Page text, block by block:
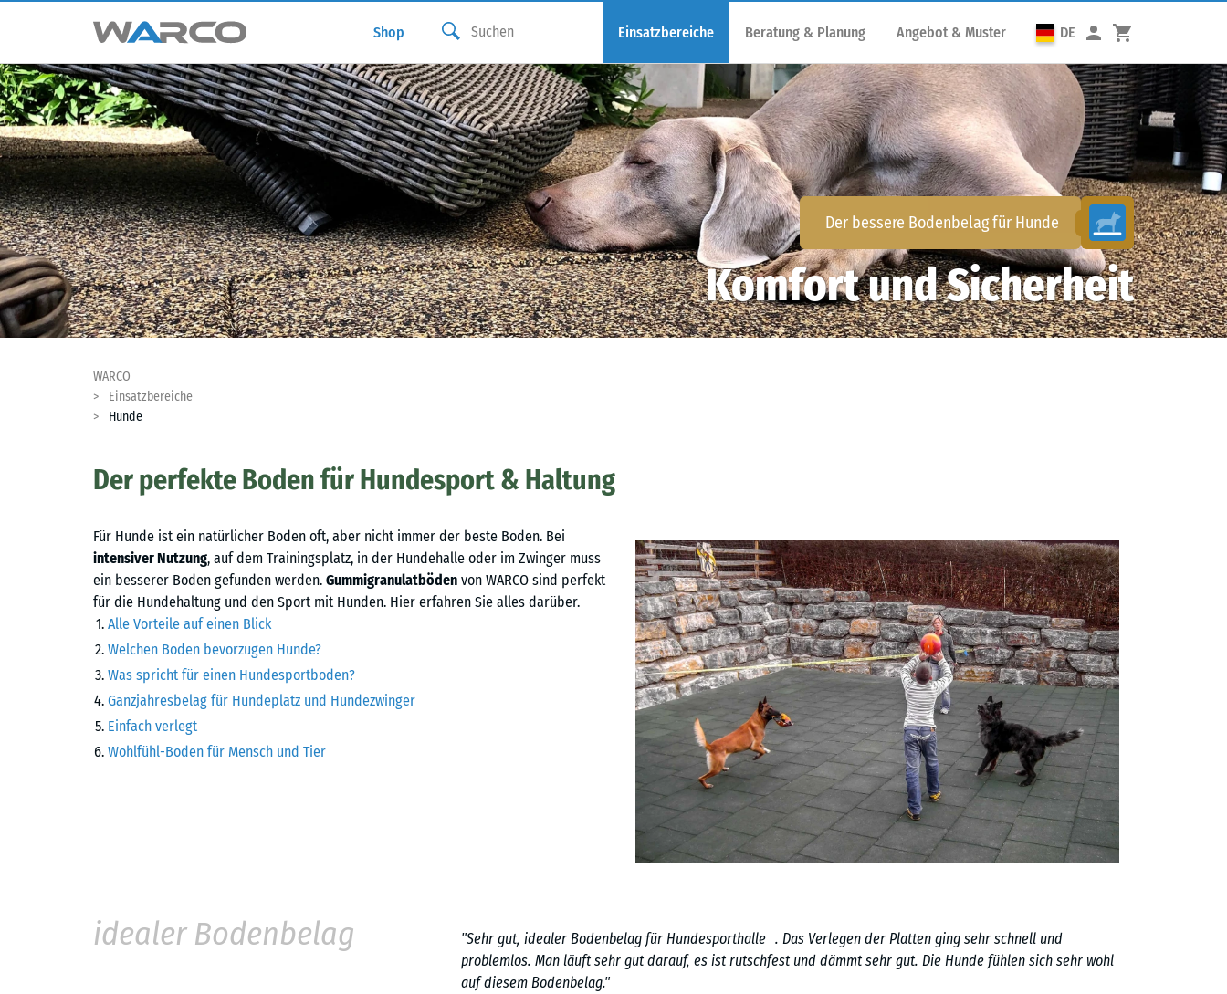
Shop Einsatzbereiche Beratung & Planung Angebot & Muster DE
Der bessere Bodenbelag für Hunde
Komfort und Sicherheit
WARCO
Einsatzbereiche
Hunde
Der perfekte Boden für Hundesport & Haltung
Für Hunde ist ein natürlicher Boden oft, aber nicht immer der beste Boden. Bei
intensiver Nutzung, auf dem Trainingsplatz, in der Hundehalle oder im Zwinger muss
ein besserer Boden gefunden werden. Gummigranulatböden von WARCO sind perfekt
für die Hundehaltung und den Sport mit Hunden. Hier erfahren Sie alles darüber.
Alle Vorteile auf einen Blick
Welchen Boden bevorzugen Hunde?
Was spricht für einen Hundesportboden?
Ganzjahresbelag für Hundeplatz und Hundezwinger
Einfach verlegt
Wohlfühl-Boden für Mensch und Tier
idealer Bodenbelag
"Sehr gut, idealer Bodenbelag für Hundesporthalle . Das Verlegen der Platten ging sehr schnell und
problemlos. Man läuft sehr gut darauf, es ist rutschfest und dämmt sehr gut. Die Hunde fühlen sich sehr wohl
auf diesem Bodenbelag."